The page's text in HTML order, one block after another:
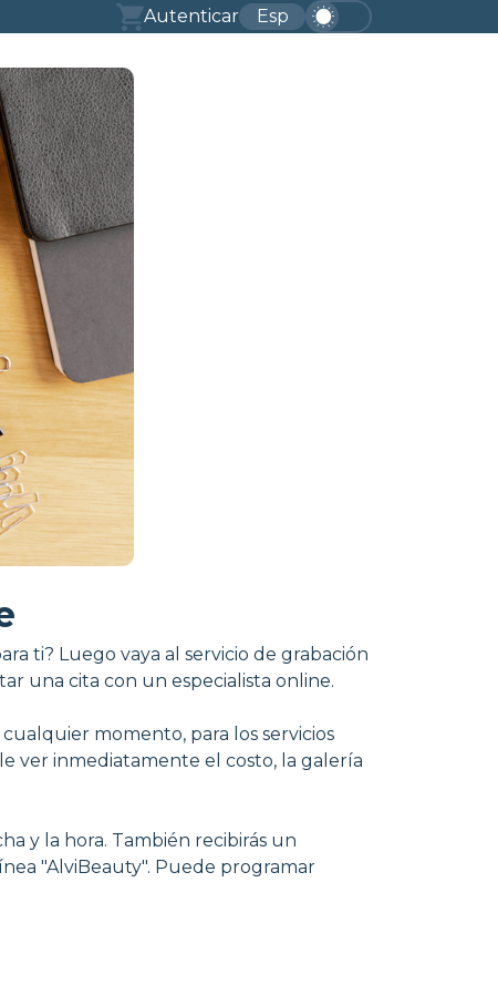
Autenticar Esp
ti? Luego vaya al servicio de grabación
una cita con un especialista online.
momento, para los servicios
ver inmediatamente el costo, la galería
y la hora. También recibirás un
"AlviBeauty". Puede programar